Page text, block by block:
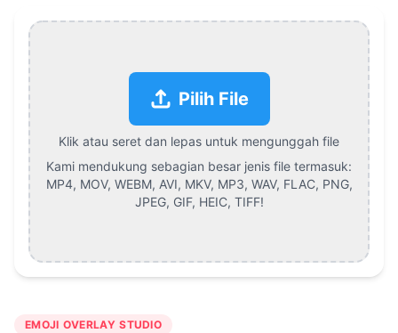
Pilih File
Klik atau seret dan lepas untuk mengunggah file
Kami mendukung sebagian besar jenis file termasuk:
MP4, MOV, WEBM, AVI, MKV, MP3, WAV, FLAC, PNG,
JPEG, GIF, HEIC, TIFF!
EMOJI OVERLAY STUDIO